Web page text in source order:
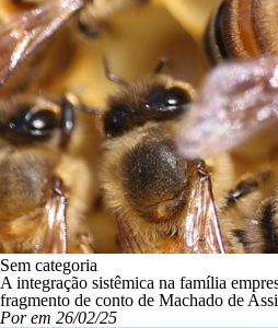
Sem categoria
A integração sistêmica na família
fragmento de conto de Machado de
Por em 26/02/25